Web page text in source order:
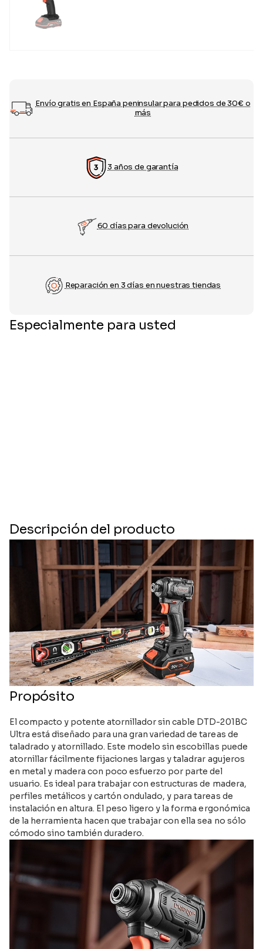
Envío gratis en España peninsular para pedidos de 30€ o
más
3 años de garantía
60 días para devolución
Reparación en 3 días en nuestras tiendas
Especialmente para usted
Descripción del producto
Propósito
El compacto y potente atornillador sin cable DTD-201BC
Ultra está diseñado para una gran variedad de tareas de
taladrado y atornillado. Este modelo sin escobillas puede
atornillar fácilmente fijaciones largas y taladrar agujeros
en metal y madera con poco esfuerzo por parte del
usuario. Es ideal para trabajar con estructuras de madera,
perfiles metálicos y cartón ondulado, y para tareas de
instalación en altura. El peso ligero y la forma ergonómica
de la herramienta hacen que trabajar con ella sea no sólo
cómodo sino también duradero.